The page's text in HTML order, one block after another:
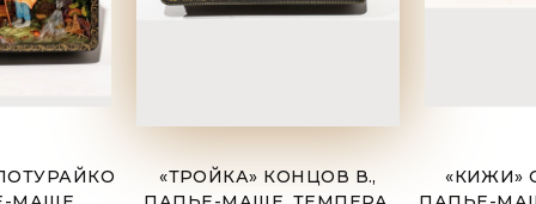
«ТРОЙКА» КОНЦОВ В.,
«КИЖИ»